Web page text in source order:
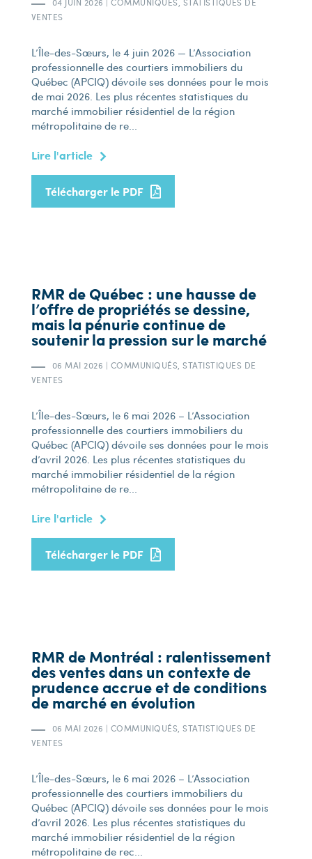
VENTES
L’Île-des-Sœurs, le 4 juin 2026 — L’Association
professionnelle des courtiers immobiliers du
Québec (APCIQ) dévoile ses données pour le mois
de mai 2026. Les plus récentes statistiques du
marché immobilier résidentiel de la région
métropolitaine de re...
Lire l'article
Télécharger le PDF
RMR de Québec : une hausse de
l’offre de propriétés se dessine,
mais la pénurie continue de
soutenir la pression sur le marché
06 MAI 2026 | COMMUNIQUÉS, STATISTIQUES DE
VENTES
L’Île-des-Sœurs, le 6 mai 2026 – L’Association
professionnelle des courtiers immobiliers du
Québec (APCIQ) dévoile ses données pour le mois
d’avril 2026. Les plus récentes statistiques du
marché immobilier résidentiel de la région
métropolitaine de re...
Lire l'article
Télécharger le PDF
RMR de Montréal : ralentissement
des ventes dans un contexte de
prudence accrue et de conditions
de marché en évolution
06 MAI 2026 | COMMUNIQUÉS, STATISTIQUES DE
VENTES
L’Île-des-Sœurs, le 6 mai 2026 – L’Association
professionnelle des courtiers immobiliers du
Québec (APCIQ) dévoile ses données pour le mois
d’avril 2026. Les plus récentes statistiques du
marché immobilier résidentiel de la région
métropolitaine de rec...